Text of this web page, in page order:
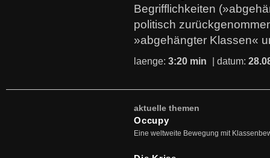
Begrifflichkeiten
politisch
»abgehängter Klassen«
laenge: 3:20 min | datum:
aktuelle themen
Occupy
Eine weltweite Bewegung mit